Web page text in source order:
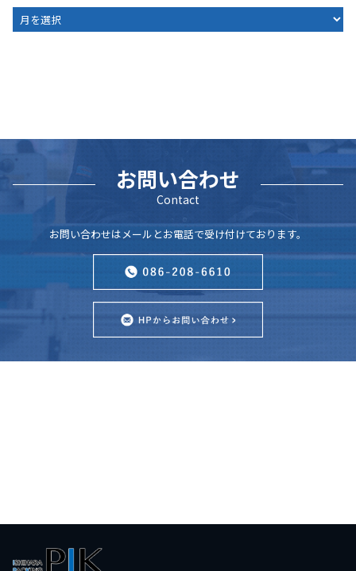
ARCHIVE
お問い合わせ
Contact
お問い合わせはメールとお電話で受け付けております。